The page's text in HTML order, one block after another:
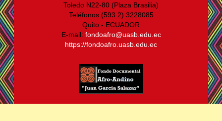
Toledo N22-80 (Plaza Brasilia)
Teléfonos (593 2) 3228085
Quito - ECUADOR
E-mail: fondoafro@uasb.edu.ec
https://fondoafro.uasb.edu.ec